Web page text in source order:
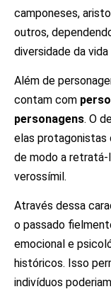
camponeses,
outros,
diversidade da
Além de
contam com
personagens. O
elas protagonistas
de modo a retratá-
verossímil.
Através dessa
o passado
emocional e
históricos. Isso
indivíduos